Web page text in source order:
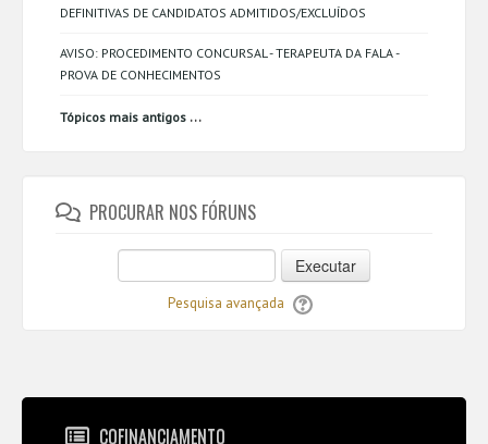
DEFINITIVAS DE CANDIDATOS ADMITIDOS/EXCLUÍDOS
AVISO: PROCEDIMENTO CONCURSAL - TERAPEUTA DA FALA -
PROVA DE CONHECIMENTOS
Tópicos mais antigos ...
PROCURAR NOS FÓRUNS
Executar
Pesquisa avançada
COFINANCIAMENTO